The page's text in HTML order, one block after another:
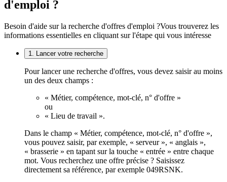
d'emploi ?
Besoin d'aide sur la recherche d'offres d'emploi ?Vous trouverez les
informations essentielles en cliquant sur l'étape qui vous intéresse
1. Lancer votre recherche
Pour lancer une recherche d'offres, vous devez saisir au moins
un des deux champs :
« Métier, compétence, mot-clé, n° d'offre »
ou
« Lieu de travail ».
Dans le champ « Métier, compétence, mot-clé, n° d'offre »,
vous pouvez saisir, par exemple, « serveur », « anglais »,
« brasserie » en tapant sur la touche « entrée » entre chaque
mot. Vous recherchez une offre précise ? Saisissez
directement sa référence, par exemple 049RSNK.